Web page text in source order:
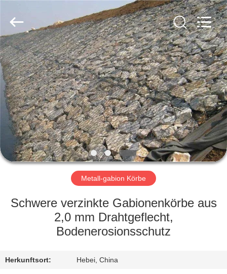
ZU
HAUSE
PRODUKTE
VIDEOS
VR-
WERKSBESICHTIGUNG
Products
Ltd..
All
Rights
Reserved.
Metall-gabion Körbe
Schwere verzinkte Gabionenkörbe aus
2,0 mm Drahtgeflecht,
Bodenerosionsschutz
Herkunftsort: Hebei, China